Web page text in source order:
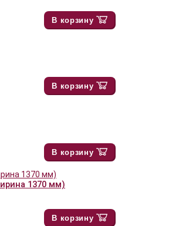
В корзину
В корзину
В корзину
1370 мм)
В корзину